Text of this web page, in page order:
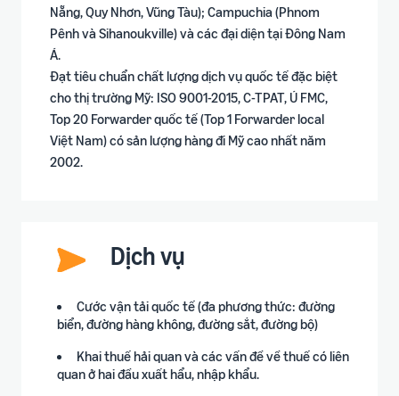
Nẵng, Quy Nhơn, Vũng Tàu); Campuchia (Phnom
Pênh và Sihanoukville) và các đại diện tại Đông Nam
Á.
Đạt tiêu chuẩn chất lượng dịch vụ quốc tế đặc biệt
cho thị trường Mỹ: ISO 9001-2015, C-TPAT, Ú FMC,
Top 20 Forwarder quốc tế (Top 1 Forwarder local
Việt Nam) có sản lượng hàng đi Mỹ cao nhất năm
2002.
Dịch vụ
Cước vận tải quốc tế (đa phương thức: đường
biển, đường hàng không, đường sắt, đường bộ)
Khai thuế hải quan và các vấn đề về thuế có liên
quan ở hai đầu xuất hẩu, nhập khẩu.